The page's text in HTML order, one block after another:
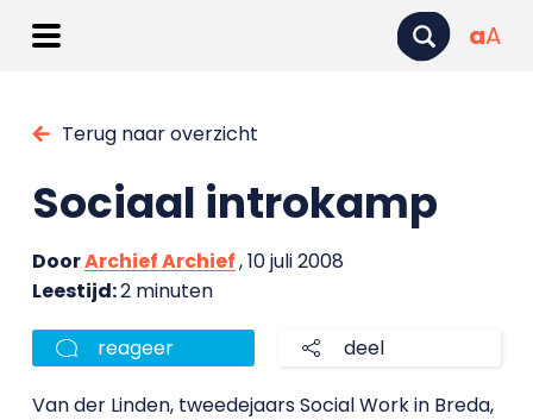
aA
Terug naar overzicht
Sociaal introkamp
DoorArchief Archief, 10 juli 2008
Leestijd:2 minuten
reageer deel
Van der Linden, tweedejaars Social Work in Breda,